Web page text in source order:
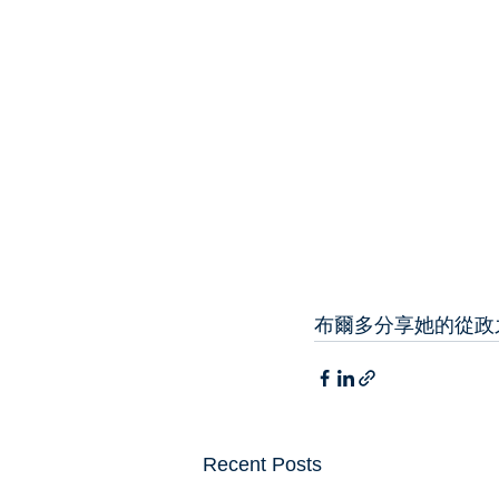
布爾多分享她的從政
Recent Posts